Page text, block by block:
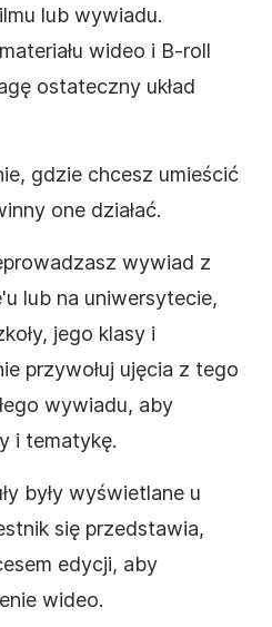
lub wywiadu.
wideo i B-roll
ostateczny układ
gdzie chcesz umieścić
one działać.
wywiad z
lub na uniwersytecie,
jego klasy i
przywołuj ujęcia z tego
wywiadu, aby
i tematykę.
były wyświetlane u
się przedstawia,
edycji, aby
wideo.